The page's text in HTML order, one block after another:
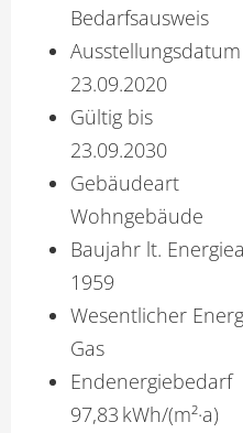
Bedarfs­ausweis
Ausstellungsdatum
23.09.2020
Gültig bis
23.09.2030
Gebäudeart
Wohngebäude
Baujahr lt.
1959
Wesentlicher
Gas
Endenergie­bedarf
97,83 kWh/(m²·a)